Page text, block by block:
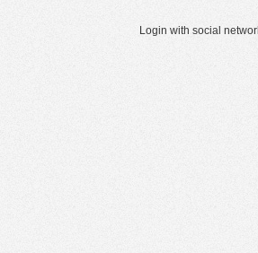
Login with social